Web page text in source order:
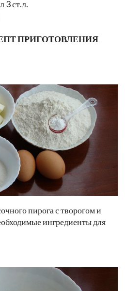
3 ст.л.
ПРИГОТОВЛЕНИЯ
пирога с творогом и
ингредиенты для